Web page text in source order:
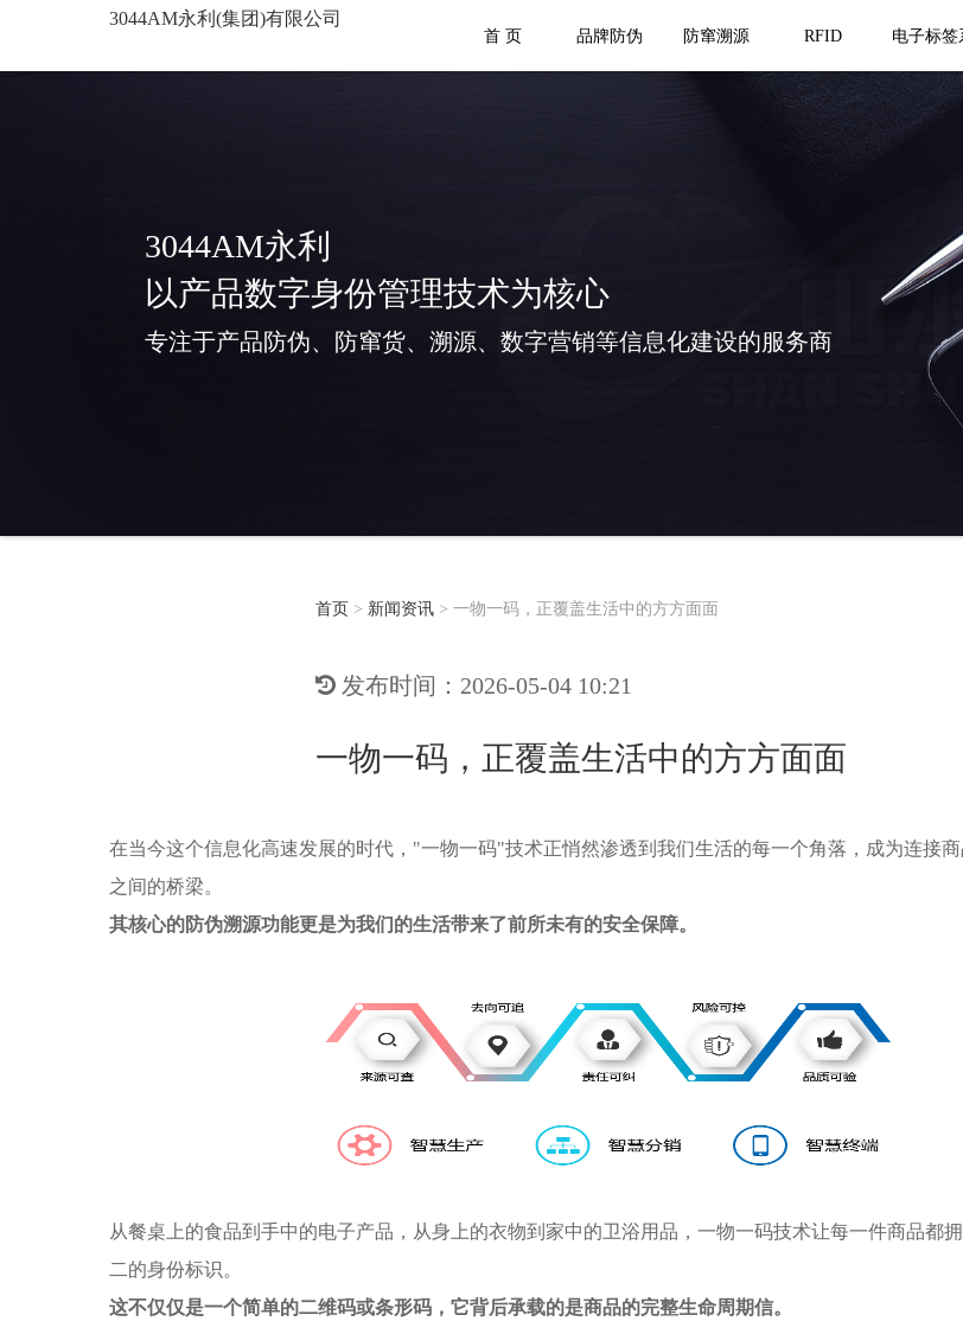
3044AM永利(集团)有限公司
首 页
品牌防伪 防窜溯源 RFID 电子标签
3044AM永利
以产品数字身份管理技术为核心
专注于产品防伪、防窜货、溯源、数字营销等信息化建设的服务商
首页 > 新闻资讯 > 一物一码，正覆盖生活中的方方面面
发布时间：2026-05-04 10:21
一物一码，正覆盖生活中的方方面面
在当今这个信息化高速发展的时代，"一物一码"技术正悄然渗透到我们生活的每一个角落，成为连接
之间的桥梁。
其核心的防伪溯源功能更是为我们的生活带来了前所未有的安全保障。
从餐桌上的食品到手中的电子产品，从身上的衣物到家中的卫浴用品，一物一码技术让每一件商品都
二的身份标识。
这不仅仅是一个简单的二维码或条形码，它背后承载的是商品的完整生命周期信。